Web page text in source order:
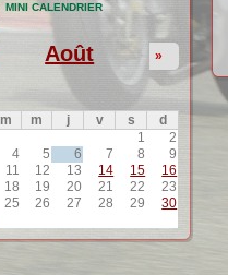
MINI CALENDRIER
Août »
m m j v s
d
1
2
4 5 6 7 8
9
11 12 13 14 15
16
18 19 20 21 22
23
25 26 27 28 29
30